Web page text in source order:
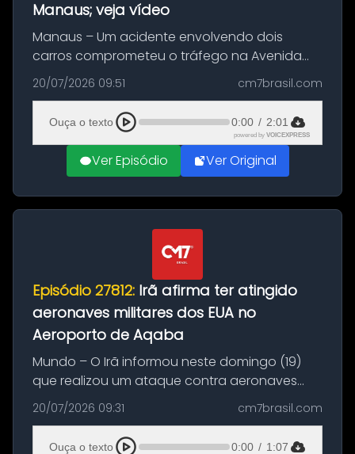
Manaus; veja vídeo
Manaus – Um acidente envolvendo dois
carros comprometeu o tráfego na Avenida
Brasil durante a manhã desta segunda-feira
(20), em frente ao complexo da Prefeitura de
Manaus, na Zona Oeste. A batida ter...
20/07/2026 09:51 cm7brasil.com
Ouça o texto 0:00 / 2:01
powered by VOICEXPRESS
Ver Episódio Ver Original
Episódio 27812: Irã afirma ter atingido
aeronaves militares dos EUA no
Aeroporto de Aqaba
Mundo – O Irã informou neste domingo (19)
que realizou um ataque contra aeronaves
militares dos Estados Unidos estacionadas no
Aeroporto de Aqaba, na Jordânia, durante a
21ª fase da Operação Nasr 2. A...
20/07/2026 09:31 cm7brasil.com
Ouça o texto 0:00 / 1:07